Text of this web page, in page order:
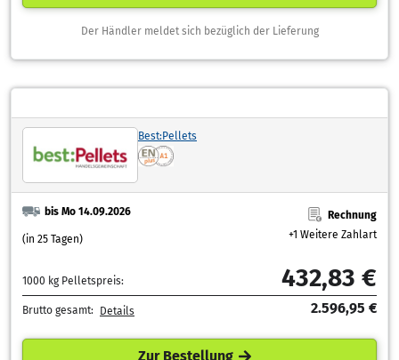
Der Händler meldet sich bezüglich der Lieferung
Best:Pellets
bis Mo 14.09.2026
(in 25 Tagen)
Rechnung
+1 Weitere Zahlart
1000 kg Pelletspreis: 432,83 €
Brutto gesamt: Details 2.596,95 €
Zur Bestellung